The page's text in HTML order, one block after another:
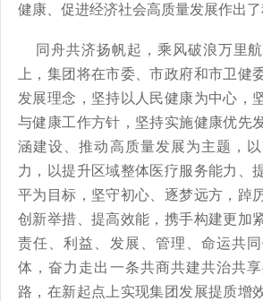
健康、促进经济社会高质量发展作出了
同舟共济扬帆起，乘风破浪万里
上，集团将在市委、市政府和市卫健
发展理念，坚持以人民健康为中心，
与健康工作方针，坚持实施健康优先
涵建设、推动高质量发展为主题，
力，以提升区域整体医疗服务能力、
平为目标，坚守初心、逐梦远方，踔
创新举措、提高效能，携手构建更加
责任、利益、发展、管理、命运共
体，奋力走出一条共商共建共治共
路，在新起点上实现集团发展提质增